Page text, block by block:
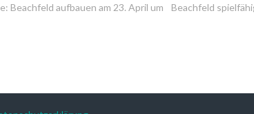
Beachfeld aufbauen am 23. April um
Beachfeld